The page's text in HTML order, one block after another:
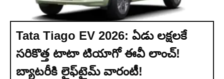
Tata Tiago EV 2026: ఏడు లక్షలకే
సరికొత్త టాటా టియాగో ఈవీ లాంచ్!
బ్యాటరీకి లైఫ్‌టైమ్ వారంటీ!